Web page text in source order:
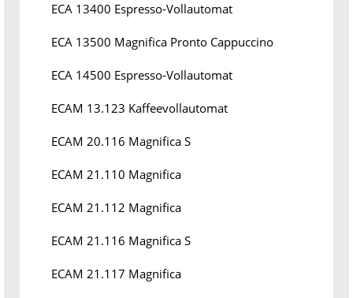
ECA 13400 Espresso-Vollautomat
ECA 13500 Magnifica Pronto Cappuccino
ECA 14500 Espresso-Vollautomat
ECAM 13.123 Kaffeevollautomat
ECAM 20.116 Magnifica S
ECAM 21.110 Magnifica
ECAM 21.112 Magnifica
ECAM 21.116 Magnifica S
ECAM 21.117 Magnifica